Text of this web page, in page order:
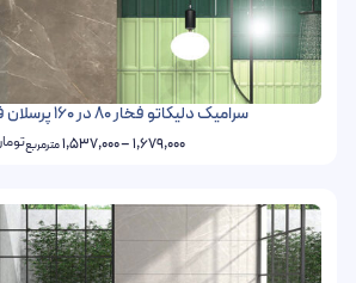
سرامیک دلیکاتو فخار 80 در 160 پرسلان فول پولیش
1,679,000
–
1,537,000مترمربعتومان